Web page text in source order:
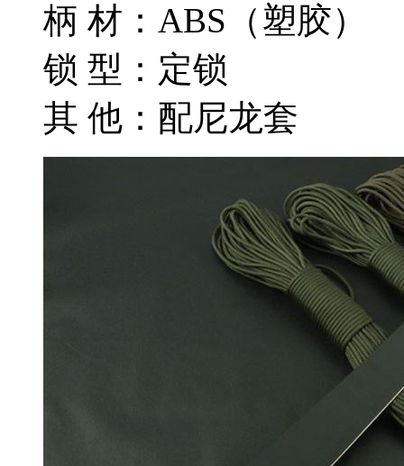
柄 材：ABS（塑胶）
锁 型：定锁
其 他：配尼龙套